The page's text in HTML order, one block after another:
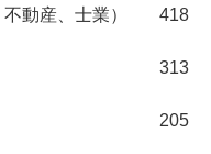
動産、士業） 418
313
205